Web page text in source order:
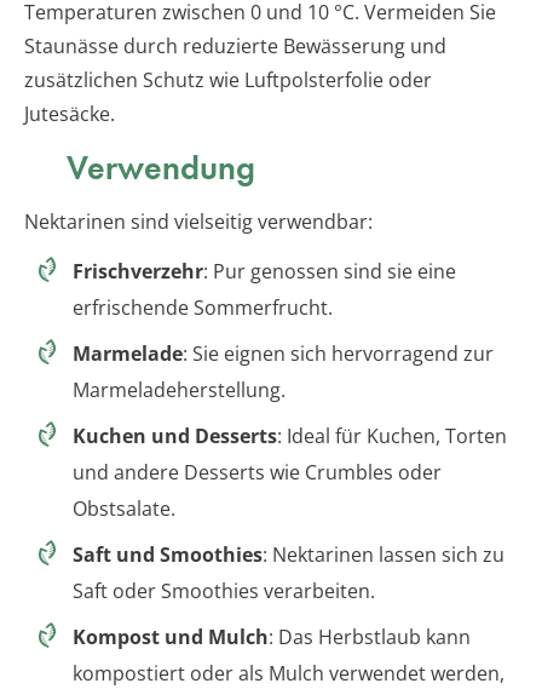
Temperaturen zwischen 0 und 10 °C. Vermeiden Sie
Staunässe durch reduzierte Bewässerung und
zusätzlichen Schutz wie Luftpolsterfolie oder
Jutesäcke.
Verwendung
Nektarinen sind vielseitig verwendbar:
Frischverzehr: Pur genossen sind sie eine
erfrischende Sommerfrucht.
Marmelade: Sie eignen sich hervorragend zur
Marmeladeherstellung.
Kuchen und Desserts: Ideal für Kuchen, Torten
und andere Desserts wie Crumbles oder
Obstsalate.
Saft und Smoothies: Nektarinen lassen sich zu
Saft oder Smoothies verarbeiten.
Kompost und Mulch: Das Herbstlaub kann
kompostiert oder als Mulch verwendet werden,